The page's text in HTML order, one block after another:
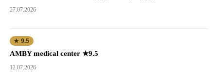
27.07.2026
★ 9.5
AMBY medical center ★9.5
12.07.2026